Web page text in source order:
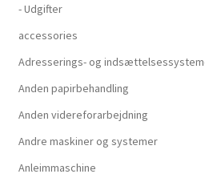
- Udgifter
accessories
Adresserings- og
Anden papirbehandling
Anden videreforarbejdning
Andre maskiner og systemer
Anleimmaschine